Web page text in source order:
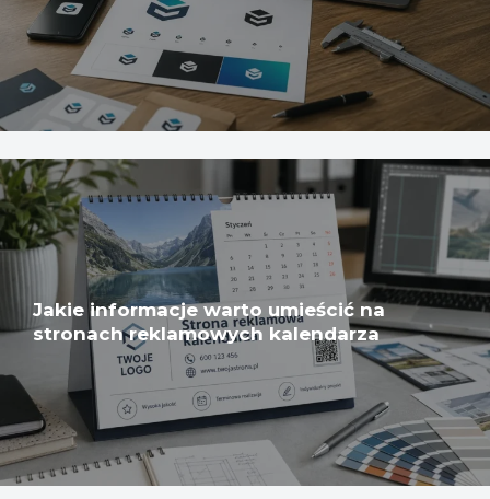
Jakie informacje warto umieścić na
stronach reklamowych kalendarza